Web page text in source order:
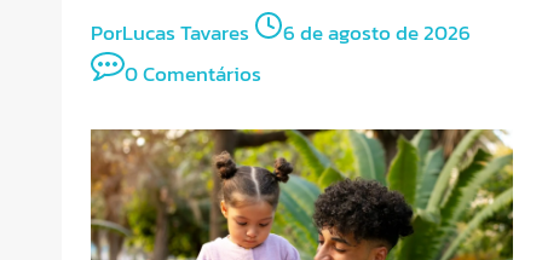
PorLucas Tavares
6 de agosto de 2026
0 Comentários